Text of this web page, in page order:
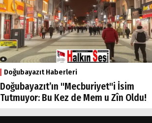
Doğubayazıt Haberleri
Doğubayazıt’ın "Mecburiyet"i İsim
Tutmuyor: Bu Kez de Mem u Zîn Oldu!